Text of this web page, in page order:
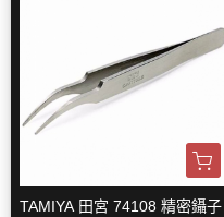
TAMIYA 田宮 74108 精密鑷子